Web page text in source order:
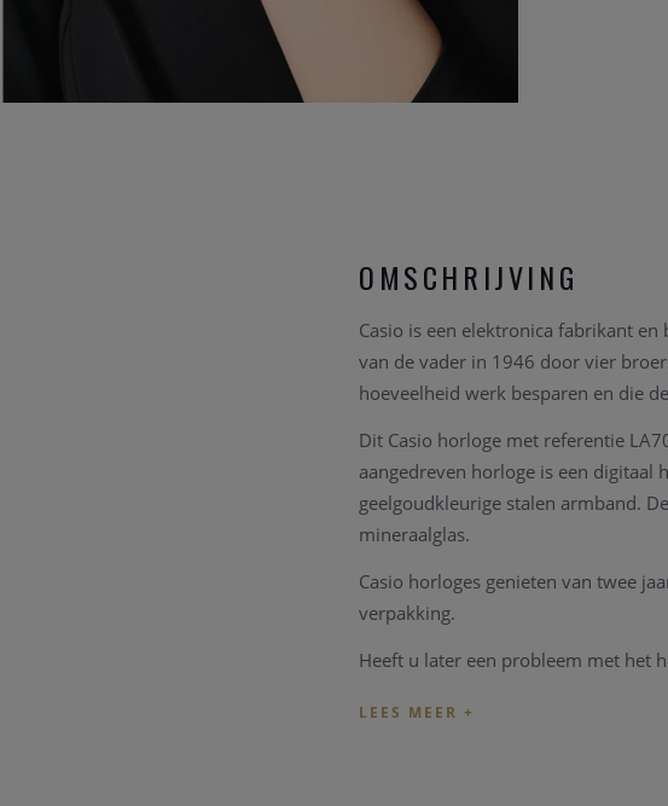
OMSCHRIJVING
Casio is een elektronica fabrikant
van de vader in 1946 door vier
hoeveelheid werk besparen en die
Dit Casio horloge met referentie
aangedreven horloge is een digitaal
geelgoudkleurige stalen armband.
mineraalglas.
Casio horloges genieten van twee
verpakking.
Heeft u later een probleem met het